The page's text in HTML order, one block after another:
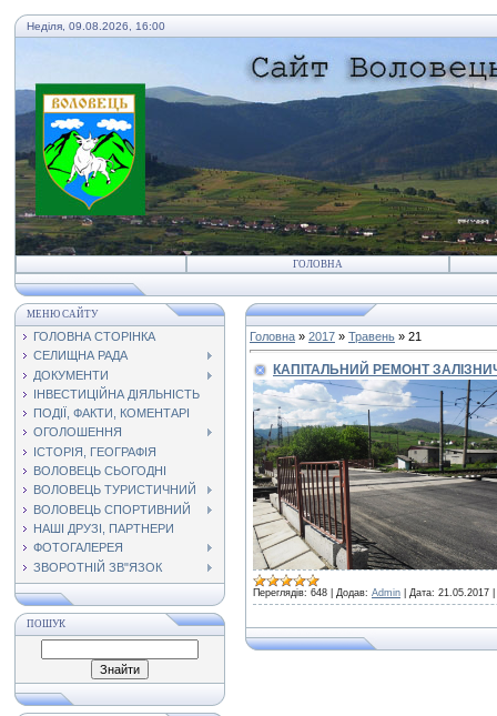
Неділя, 09.08.2026, 16:00
ГОЛОВНА
МЕНЮ САЙТУ
ГОЛОВНА СТОРІНКА
СЕЛИЩНА РАДА
ДОКУМЕНТИ
ІНВЕСТИЦІЙНА ДІЯЛЬНІСТЬ
ПОДІЇ, ФАКТИ, КОМЕНТАРІ
ОГОЛОШЕННЯ
ІСТОРІЯ, ГЕОГРАФІЯ
ВОЛОВЕЦЬ СЬОГОДНІ
ВОЛОВЕЦЬ ТУРИСТИЧНИЙ
ВОЛОВЕЦЬ СПОРТИВНИЙ
НАШІ ДРУЗІ, ПАРТНЕРИ
ФОТОГАЛЕРЕЯ
ЗВОРОТНІЙ ЗВ"ЯЗОК
ПОШУК
Головна » 2017 » Травень » 21
КАПІТАЛЬНИЙ РЕМОНТ
Переглядів: 648 Додав: Admin Дата: 21.05.2017